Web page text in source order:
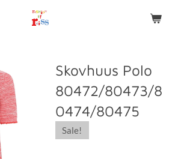
Skovhuus Polo
80472/80473/8
0474/80475
Sale!